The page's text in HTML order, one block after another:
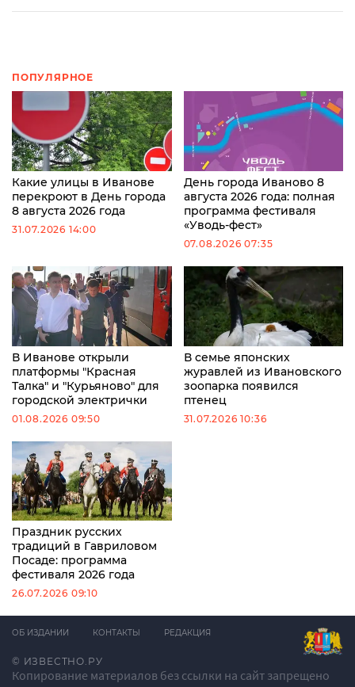
ПОПУЛЯРНОЕ
Какие улицы в Иванове
перекроют в День города
8 августа 2026 года
31.07.2026 14:00
День города Иваново 8
августа 2026 года: полная
программа фестиваля
«Уводь-фест»
07.08.2026 07:35
В Иванове открыли
платформы "Красная
Талка" и "Курьяново" для
городской электрички
01.08.2026 09:50
В семье японских
журавлей из Ивановского
зоопарка появился
птенец
31.07.2026 10:36
Праздник русских
традиций в Гавриловом
Посаде: программа
фестиваля 2026 года
26.07.2026 09:10
© ИЗВЕСТНО.РУ
Копирование материалов без ссылки на сайт запрещено
ОБ ИЗДАНИИ КОНТАКТЫ РЕДАКЦИЯ